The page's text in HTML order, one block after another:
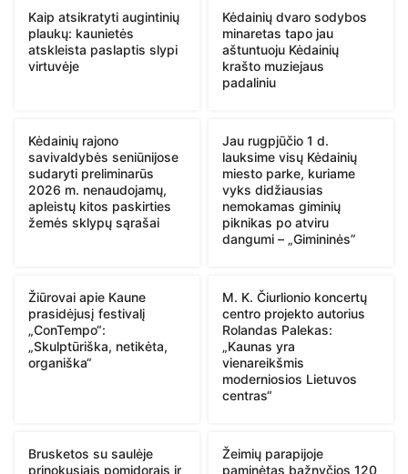
Kaip atsikratyti augintinių
plaukų: kaunietės
atskleista paslaptis slypi
virtuvėje
Kėdainių dvaro sodybos
minaretas tapo jau
aštuntuoju Kėdainių
krašto muziejaus
padaliniu
Kėdainių rajono
savivaldybės seniūnijose
sudaryti preliminarūs
2026 m. nenaudojamų,
apleistų kitos paskirties
žemės sklypų sąrašai
Jau rugpjūčio 1 d.
lauksime visų Kėdainių
miesto parke, kuriame
vyks didžiausias
nemokamas giminių
piknikas po atviru
dangumi – „Gimininės”
Žiūrovai apie Kaune
prasidėjusį festivalį
„ConTempo“:
„Skulptūriška, netikėta,
organiška“
M. K. Čiurlionio koncertų
centro projekto autorius
Rolandas Palekas:
„Kaunas yra
vienareikšmis
moderniosios Lietuvos
centras“
Brusketos su saulėje
prinokusiais pomidorais ir
Žeimių parapijoje
paminėtas bažnyčios 120